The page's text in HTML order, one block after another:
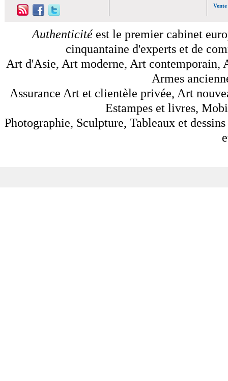
Vente
Authenticitéest le premier cabinet
cinquantaine d'experts et de
Art d'Asie, Art moderne, Art contemporain,
Armes
Assurance Art et clientèle privée, Art
Estampes et livres,
Photographie, Sculpture, Tableaux et